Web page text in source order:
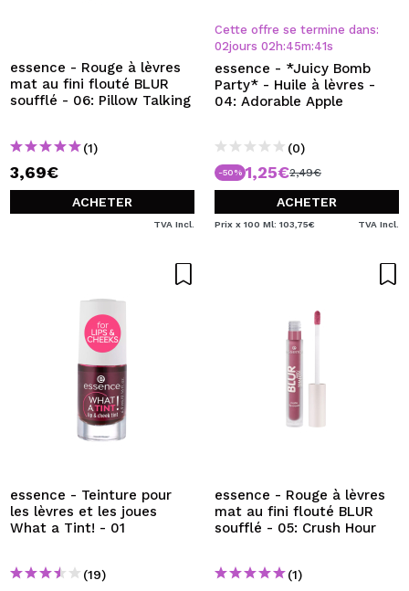
En créant un compte sur Maquibeauty.fr vous pourrez
effectuer vos achats rapidement, vérifier l'état de vos
commandes et consulter vos opérations précédentes.
CRÉER UN COMPTE
essence - Rouge à lèvres
mat au fini flouté BLUR
soufflé - 06: Pillow Talking
(1)
3,69€
ACHETER
TVA Incl.
Cette offre se termine dans:
02jours 02 h:45m:40s
essence - *Juicy Bomb
Party* - Huile à lèvres -
04: Adorable Apple
(0)
-50% 1,25€2,49€
ACHETER
Prix x 100 Ml: 103,75€ TVA Incl.
essence - Teinture pour
les lèvres et les joues
What a Tint! - 01
(19)
essence - Rouge à lèvres
mat au fini flouté BLUR
soufflé - 05: Crush Hour
(1)